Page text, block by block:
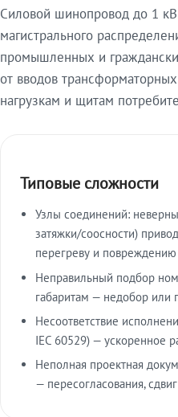
Силовой шинопровод до 1
магистрального
промышленных и
от вводов
нагрузкам и щитам
Типовые сложности
Узлы соединений:
затяжки/соосности)
перегреву и
Неправильный подбор
габаритам — недобор или
Несоответствие
IEC 60529) — ускоренное
Неполная проектная
— пересогласования,